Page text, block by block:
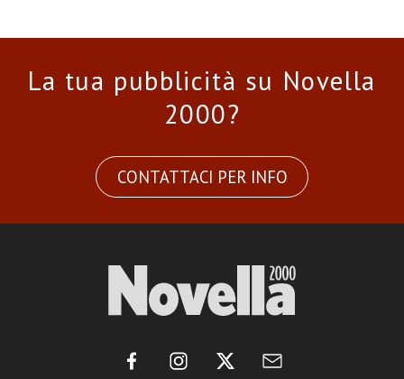
La tua pubblicità su Novella
2000?
CONTATTACI PER INFO